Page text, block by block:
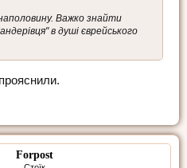
Важко знайти
в душі єврейського
Forpost